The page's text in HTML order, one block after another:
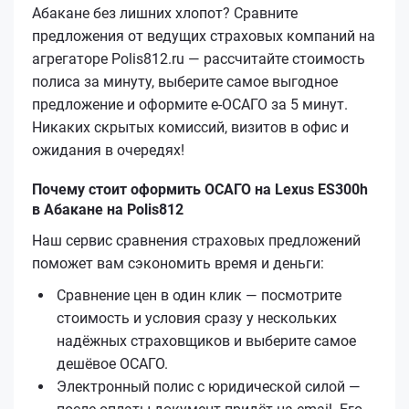
Абакане без лишних хлопот? Сравните
предложения от ведущих страховых компаний на
агрегаторе Polis812.ru — рассчитайте стоимость
полиса за минуту, выберите самое выгодное
предложение и оформите е‑ОСАГО за 5 минут.
Никаких скрытых комиссий, визитов в офис и
ожидания в очередях!
Почему стоит оформить ОСАГО на Lexus ES300h
в Абакане на Polis812
Наш сервис сравнения страховых предложений
поможет вам сэкономить время и деньги:
Сравнение цен в один клик — посмотрите
стоимость и условия сразу у нескольких
надёжных страховщиков и выберите самое
дешёвое ОСАГО.
Электронный полис с юридической силой —